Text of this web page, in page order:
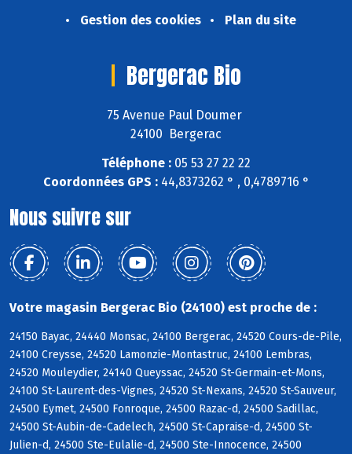
Gestion des cookies
Plan du site
Bergerac Bio
75 Avenue Paul Doumer
24100 Bergerac
Téléphone : 05 53 27 22 22
Coordonnées GPS :44,8373262 ° , 0,4789716 °
Nous suivre sur
Votre magasin Bergerac Bio (24100) est proche de :
24150 Bayac, 24440 Monsac, 24100 Bergerac, 24520 Cours-de-Pile,
24100 Creysse, 24520 Lamonzie-Montastruc, 24100 Lembras,
24520 Mouleydier, 24140 Queyssac, 24520 St-Germain-et-Mons,
24100 St-Laurent-des-Vignes, 24520 St-Nexans, 24520 St-Sauveur,
24500 Eymet, 24500 Fonroque, 24500 Razac-d, 24500 Sadillac,
24500 St-Aubin-de-Cadelech, 24500 St-Capraise-d, 24500 St-
Julien-d, 24500 Ste-Eulalie-d, 24500 Ste-Innocence, 24500